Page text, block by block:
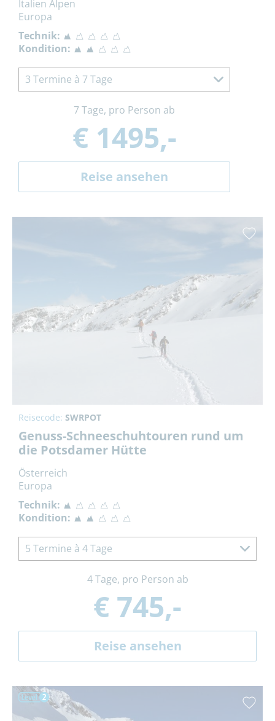
Italien Alpen
Europa
Technik:
Kondition:
3 Termine à 7 Tage
7 Tage, pro Person ab
€ 1495,-
Reise ansehen
Reisecode: SWRPOT
Genuss-Schneeschuhtouren rund um
die Potsdamer Hütte
Österreich
Europa
Technik:
Kondition:
5 Termine à 4 Tage
4 Tage, pro Person ab
€ 745,-
Reise ansehen